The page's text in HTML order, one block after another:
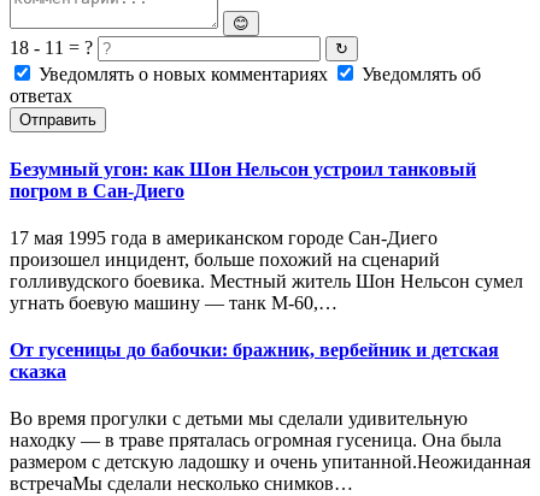
😊
18 - 11 = ? ↻
Уведомлять о новых комментариях
Уведомлять об
ответах
Отправить
Безумный угон: как Шон Нельсон устроил танковый
погром в Сан-Диего
17 мая 1995 года в американском городе Сан-Диего
произошел инцидент, больше похожий на сценарий
голливудского боевика. Местный житель Шон Нельсон сумел
угнать боевую машину — танк M-60,…
От гусеницы до бабочки: бражник, вербейник и детская
сказка
Во время прогулки с детьми мы сделали удивительную
находку — в траве пряталась огромная гусеница. Она была
размером с детскую ладошку и очень упитанной.Неожиданная
встречаМы сделали несколько снимков…